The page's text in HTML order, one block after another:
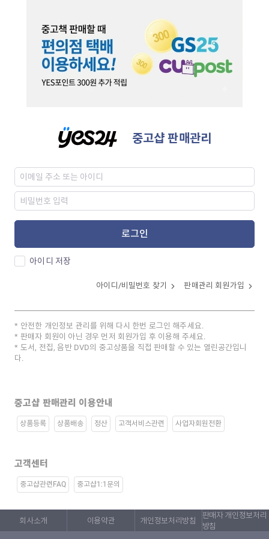
중고샵 판매관리
로그인
아이디 저장
아이디/비밀번호 찾기 판매관리 회원가입
안전한 개인정보 관리를 위해 다시 한번 로그인 해주세요.
판매자 회원이 아닌 경우 먼저 회원가입 후 이용해 주세요.
도서, 전집, 음반 DVD의 중고상품을 직접 판매할 수 있는 열린공간입니
다.
중고샵 판매관리 이용안내
상품등록 상품배송 정산 고객서비스관련 사업자회원전환
고객센터
중고샵관련FAQ 중고샵1:1문의
회사소개 이용약관 개인정보처리방침
판매자 개인정보처리
방침